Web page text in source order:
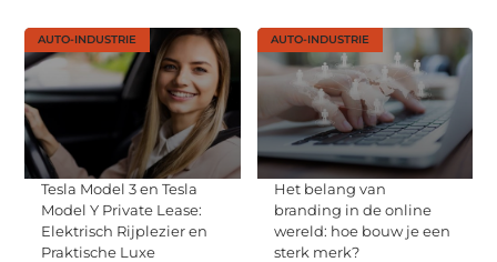
AUTO-INDUSTRIE
Tesla Model 3 en Tesla
Model Y Private Lease:
Elektrisch Rijplezier en
Praktische Luxe
AUTO-INDUSTRIE
Het belang van
branding in de online
wereld: hoe bouw je een
sterk merk?